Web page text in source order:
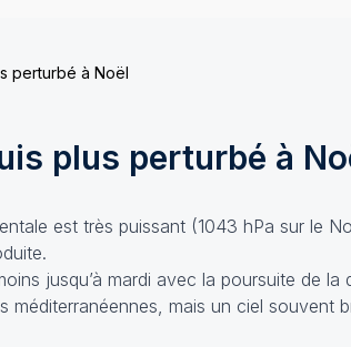
perturbé à Noël
plus perturbé à
est très puissant (1043 hPa sur le
jusqu’à mardi avec la poursuite de la
mais un ciel souvent